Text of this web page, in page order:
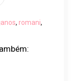
, romani,